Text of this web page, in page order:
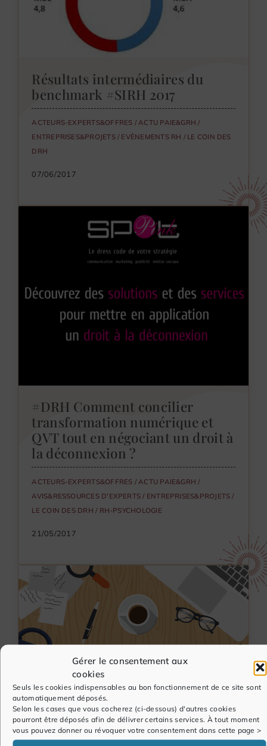
Gérer le consentement aux
cookies
Seuls les cookies indispensables au bon fonctionnement de ce site sont
automatiquement déposés.
Selon les cases que vous cocherez (ci-dessous) d'autres cookies
pourront être déposés afin de délivrer certains services. À tout moment
vous pouvez donner ou révoquer votre consentement dans cette page >
Résultats intermédiaires du
benchmark #SIRH 2017
ACTEURS-EXPERTS&OFFRES /ACTU PAIE&GRH /
ENTREPRISES&PROJETS/ EVÈNEMENTS RH / LE COIN DES
DRH
07/06/2017
#DRH Comment concilier
transformation numérique et
QVT tout en négociant un droit à
la déconnexion ?
ACTEURS-EXPERTS&OFFRES / ACTU PAIE&GRH /
AVIS&RESSOURCES D'EXPERTS / ENTREPRISES&PROJETS /
LE COIN DES DRH / RH-PSYCHOLOGIE
21/05/2017